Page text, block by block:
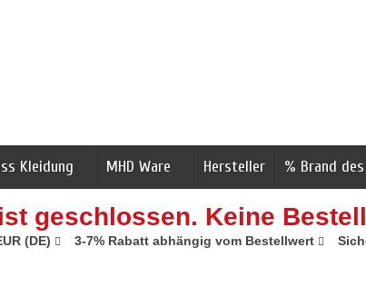
Kleidung MHD Ware Hersteller % Brand
geschlossen. Keine
(DE) 3-7% Rabatt abhängig vom Bestellwert